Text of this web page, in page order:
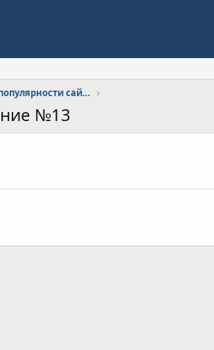
Цена вопроса и темы. О популярности сайта.
№13